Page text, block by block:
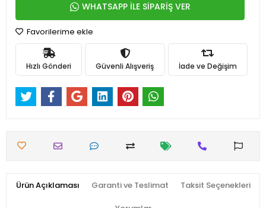
WHATSAPP İLE SİPARİŞ VER
Favorilerime ekle
Hızlı Gönderi Güvenli Alışveriş İade ve Değişim
Ürün Açıklaması Garanti ve Teslimat Taksit Seçenekleri